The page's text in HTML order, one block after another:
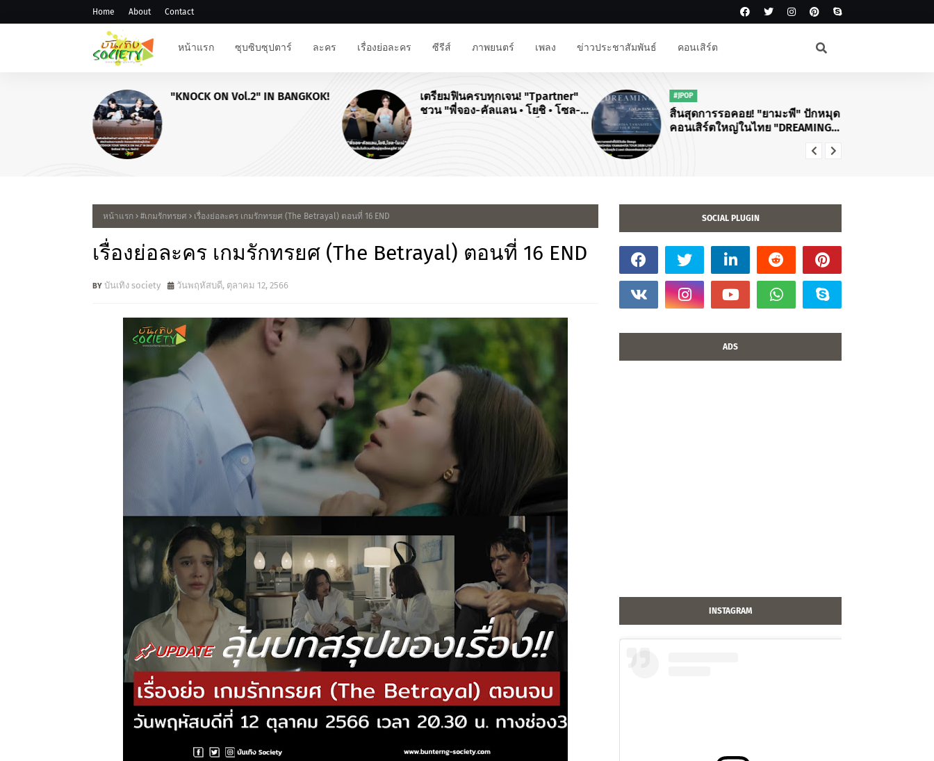
Home About Contact
หน้าแรก ซุบซิบซุปตาร์ ละคร เรื่องย่อละคร ซีรีส์ ภาพยนตร์ เพลง ข่าวประชาสัมพันธ์ คอนเสิร์ต
"KNOCK ON Vol.2" IN BANGKOK!
เตรียมฟินครบทุกเจน! "Tpartner"
ชวน "พี่จอง-คัลแลน • โยชิ • โซล-
#JPOP
สิ้นสุดการรอคอย! "ยามะพี" ปักหมุด
คอนเสิร์ตใหญ่ในไทย "DREAMING
หน้าแรก #เกมรักทรยศ เรื่องย่อละคร เกมรักทรยศ (The Betrayal) ตอนที่ 16 END
เรื่องย่อละคร เกมรักทรยศ (The Betrayal) ตอนที่ 16 END
บันเทิง society วันพฤหัสบดี, ตุลาคม 12, 2566
SOCIAL PLUGIN
ADS
INSTAGRAM